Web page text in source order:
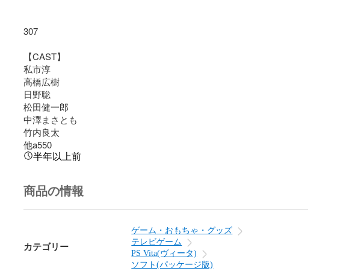
307
【CAST】
私市淳
高橋広樹
日野聡
松田健一郎
中澤まさとも
竹内良太
他a550
半年以上前
商品の情報
カテゴリー
ゲーム・おもちゃ・グッズ
テレビゲーム
PS Vita(ヴィータ)
ソフト(パッケージ版)